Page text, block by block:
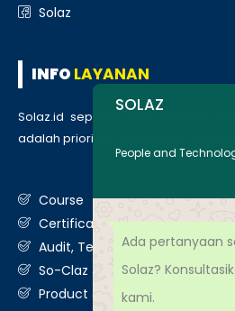
Solaz
INFO LAYANAN
Solaz.id sepenuh hati melayani
adalah prioritas utama kami. Berikut
Course
Certification
Audit, Testing, Consultancy &
So-Claz & Smart Benchmark
Product & Services
SOLAZ
People and
Ada pertanyaan
Solaz?
kami.